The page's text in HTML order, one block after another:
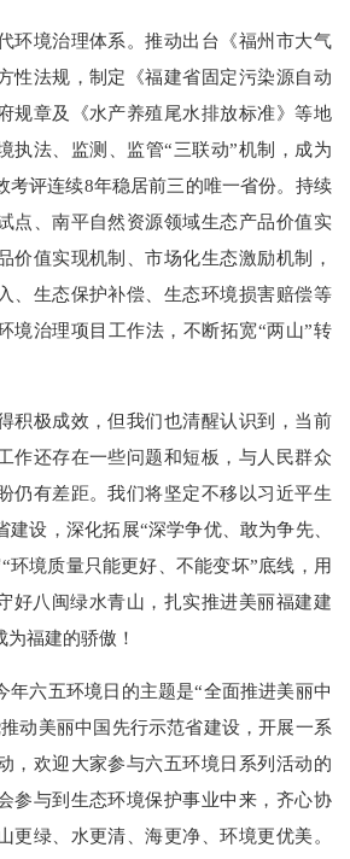
境治理体系。推动出台《福州市大气
性法规，制定《福建省固定污染源自动
规章及《水产养殖尾水排放标准》等地
执法、监测、监管“三联动”机制，成为
考评连续8年稳居前三的唯一省份。持续
点、南平自然资源领域生态产品价值实
价值实现机制、市场化生态激励机制，
、生态保护补偿、生态环境损害赔偿等
境治理项目工作法，不断拓宽“两山”转
极成效，但我们也清醒认识到，当前
作还存在一些问题和短板，与人民群众
仍有差距。我们将坚定不移以习近平生
建设，深化拓展“深学争优、敢为争先、
环境质量只能更好、不能变坏”底线，用
好八闽绿水青山，扎实推进美丽福建建
福建的骄傲！
六五环境日的主题是“全面推进美丽中
动美丽中国先行示范省建设，开展一系
，欢迎大家参与六五环境日系列活动的
参与到生态环境保护事业中来，齐心协
更绿、水更清、海更净、环境更优美。